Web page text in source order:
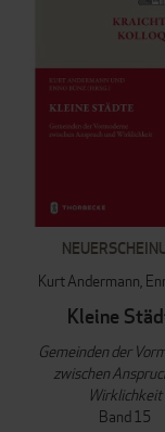
Kurt Andermann
Kleine
Gemeinden der
zwischen
Wirklichkeit
Band 15